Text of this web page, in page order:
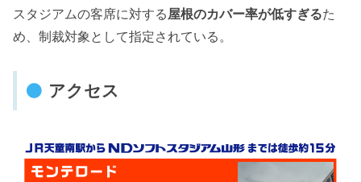
スタジアムの客席に対する屋根のカバー率が低すぎるた
め、制裁対象として指定されている。
アクセス